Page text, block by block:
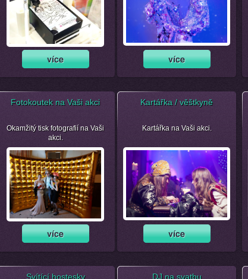
Fotokoutek na Vaši akci
Okamžitý tisk fotografií na Vaši
akci.
Kartářka / věštkyně
Kartářka na Vaši akci.
Svítící hostesky DJ na svatbu